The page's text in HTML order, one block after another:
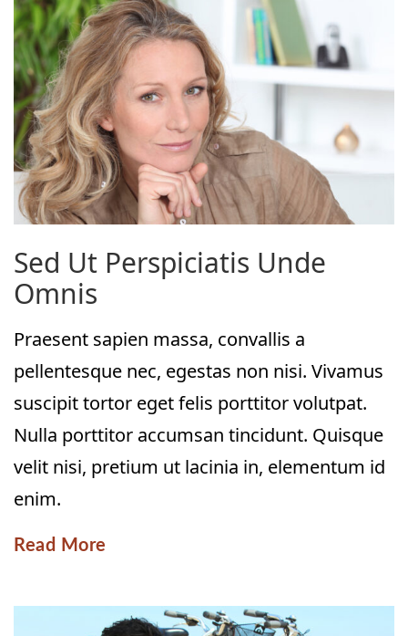
Sed Ut Perspiciatis Unde
Omnis
Praesent sapien massa, convallis a
pellentesque nec, egestas non nisi. Vivamus
suscipit tortor eget felis porttitor volutpat.
Nulla porttitor accumsan tincidunt. Quisque
velit nisi, pretium ut lacinia in, elementum id
enim.
Read More